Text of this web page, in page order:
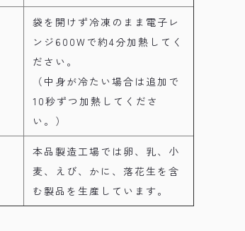
袋を開けず冷凍のまま電子レ
ンジ600Wで約4分加熱してく
ださい。
（中身が冷たい場合は追加で
10秒ずつ加熱してくださ
い。）
本品製造工場では卵、乳、小
麦、えび、かに、落花生を含
む製品を生産しています。